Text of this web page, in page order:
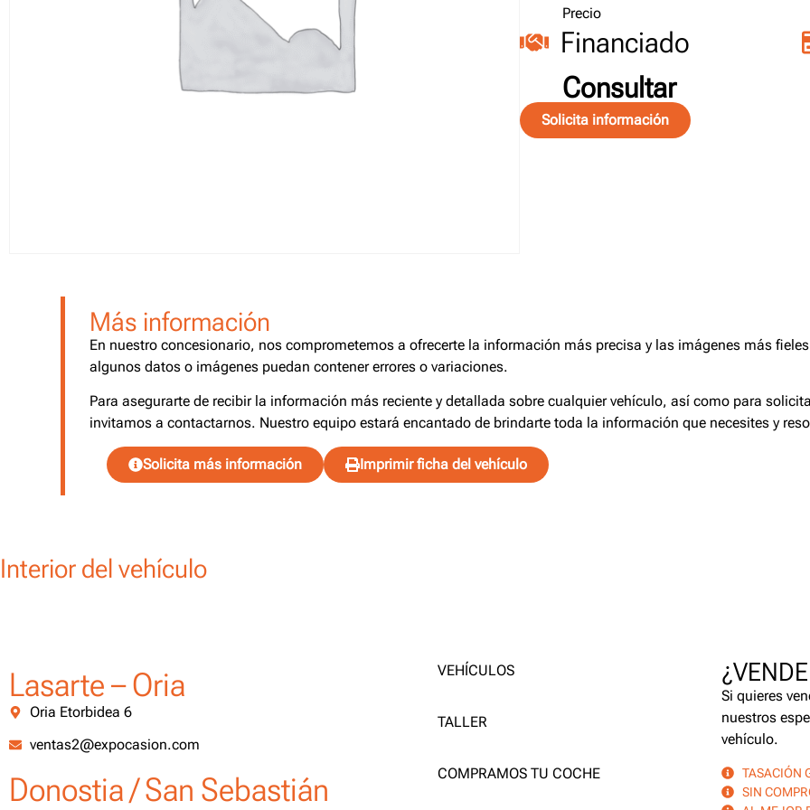
Precio
Financiado
Consultar
Solicita información
Más información
En nuestro concesionario, nos comprometemos a ofrecerte la información más precisa y las imágenes más
algunos datos o imágenes puedan contener errores o variaciones.
Para asegurarte de recibir la información más reciente y detallada sobre cualquier vehículo, así como para
invitamos a contactarnos. Nuestro equipo estará encantado de brindarte toda la información que necesites y
Solicita más información Imprimir ficha del vehículo
Interior del vehículo
Lasarte – Oria
Oria Etorbidea 6
ventas2@expocasion.com
Donostia / San Sebastián
VEHÍCULOS
TALLER
COMPRAMOS TU COCHE
Si quieres
nuestros
vehículo.
TASACIÓN
SIN